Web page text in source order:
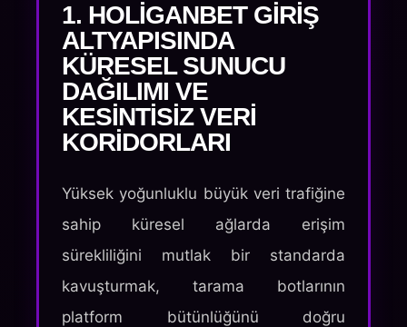
1. HOLIGANBET GIRIŞ
ALTYAPISINDA
KÜRESEL SUNUCU
DAĞILIMI VE
KESINTISIZ VERI
KORIDORLARI
Yüksek yoğunluklu büyük veri trafiğine
sahip küresel ağlarda erişim
sürekliliğini mutlak bir standarda
kavuşturmak, tarama botlarının
platform bütünlüğünü doğru